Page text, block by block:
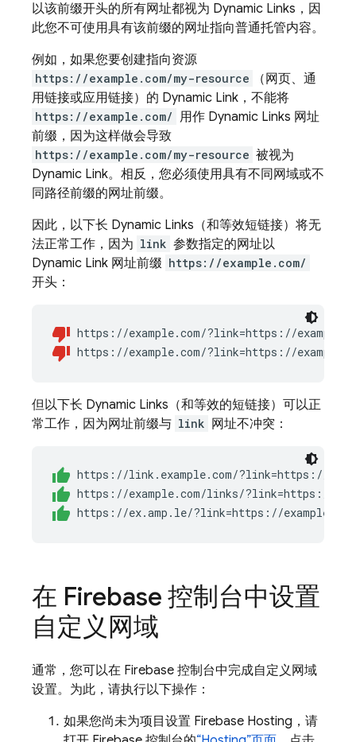
以该前缀开头的所有网址都视为 Dynamic Links ，因
此您不可使用具有该前缀的网址指向普通托管内容。
例如，如果您要创建指向资源
https://example.com/my-resource
（网页、通
用链接或应用链接）的 Dynamic Link ，不能将
https://example.com/ 用作 Dynamic Links 网址
前缀，因为这样做会导致
https://example.com/my-resource 被视为
Dynamic Link。相反，您必须使用具有不同网域或不
同路径前缀的网址前缀。
因此，以下长 Dynamic Links （和等效短链接）将无
法正常工作，因为 link 参数指定的网址以
Dynamic Link 网址前缀 https://example.com/
开头：
但以下长 Dynamic Links （和等效的短链接）可以正
常工作，因为网址前缀与 link 网址不冲突：
在 Firebase 控制台中设置
自定义网域
通常，您可以在 Firebase 控制台中完成自定义网域
设置。为此，请执行以下操作：
如果您尚未为项目设置 Firebase Hosting ，请